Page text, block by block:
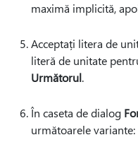
maximă implicită,
Acceptați litera de
literă de unitate
Următorul.
În caseta de dialog
următoarele variante: